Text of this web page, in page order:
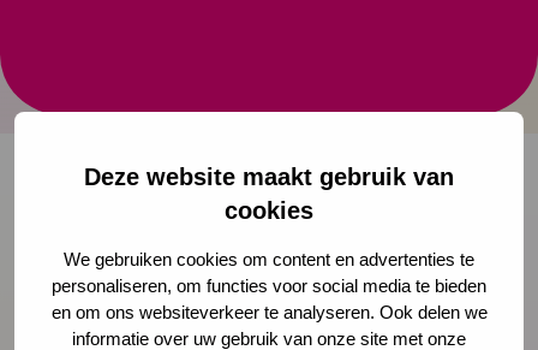
Deze website maakt gebruik van
cookies
We gebruiken cookies om content en advertenties te
personaliseren, om functies voor social media te bieden
en om ons websiteverkeer te analyseren. Ook delen we
informatie over uw gebruik van onze site met onze
Schrijf je in